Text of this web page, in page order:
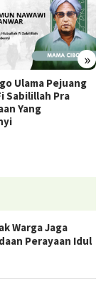
»
Ulama Pejuang
Sabilillah Pra
Yang
Warga Jaga
Perayaan Idul